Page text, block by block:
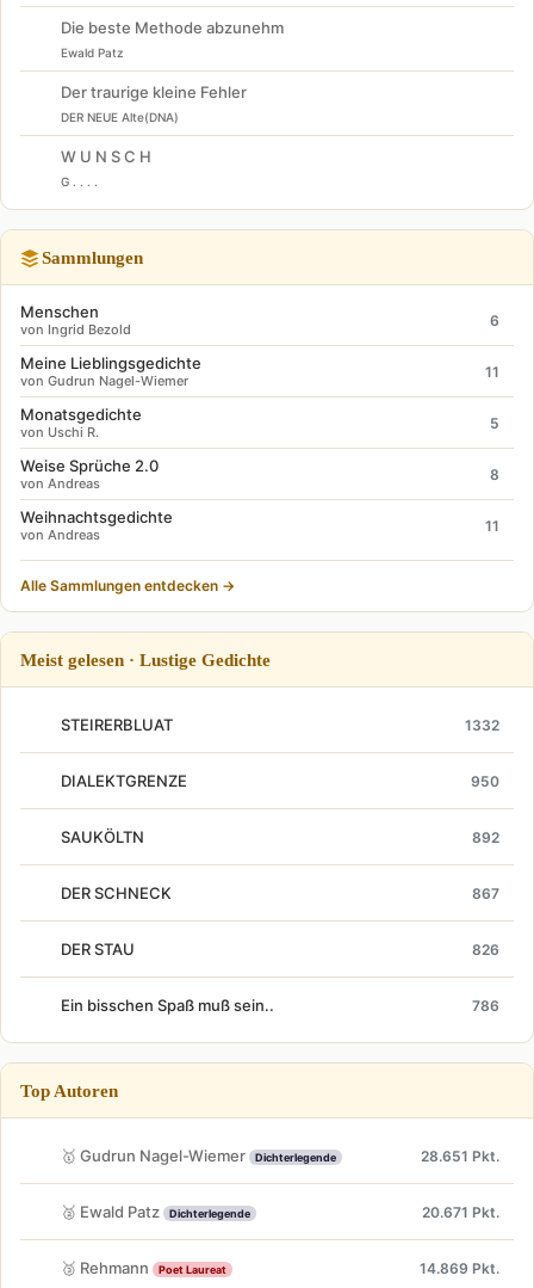
Die beste Methode abzunehm
Ewald Patz
Der traurige kleine Fehler
DER NEUE Alte(DNA)
W U N S C H
G . . . .
Sammlungen
Menschen
von Ingrid Bezold
6
Meine Lieblingsgedichte
von Gudrun Nagel-Wiemer
11
Monatsgedichte
von Uschi R.
5
Weise Sprüche 2.0
von Andreas
8
Weihnachtsgedichte
von Andreas
11
Alle Sammlungen entdecken →
Meist gelesen · Lustige Gedichte
STEIRERBLUAT 1332
DIALEKTGRENZE 950
SAUKÖLTN 892
DER SCHNECK 867
DER STAU 826
Ein bisschen Spaß muß sein.. 786
Top Autoren
🥇 Gudrun Nagel-Wiemer Dichterlegende 28.651 Pkt.
🥈 Ewald Patz Dichterlegende 20.671 Pkt.
🥉 Rehmann Poet Laureat 14.869 Pkt.